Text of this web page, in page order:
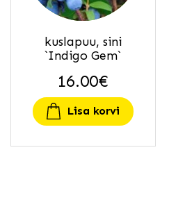
kuslapuu, sini
`Indigo Gem`
16.00€
Lisa korvi